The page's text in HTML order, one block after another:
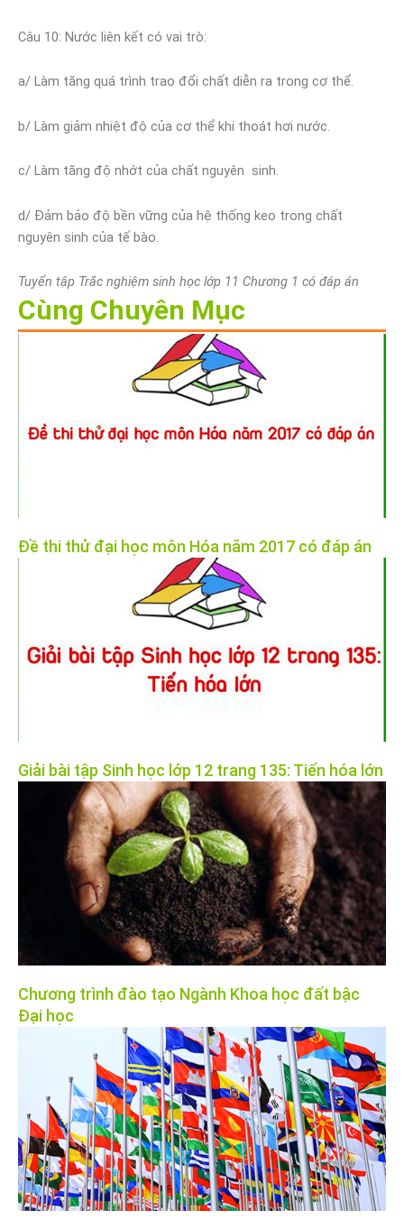
Câu 10: Nước liên kết có vai trò:
a/ Làm tăng quá trình trao đổi chất diễn ra trong cơ thể.
b/ Làm giảm nhiệt độ của cơ thể khi thoát hơi nước.
c/ Làm tăng độ nhớt của chất nguyên sinh.
d/ Đảm bảo độ bền vững của hệ thống keo trong chất
nguyên sinh của tế bào.
Tuyển tập Trắc nghiệm sinh học lớp 11 Chương 1 có đáp án
Cùng Chuyên Mục
Đề thi thử đại học môn Hóa năm 2017 có đáp án
Giải bài tập Sinh học lớp 12 trang 135: Tiến hóa lớn
Chương trình đào tạo Ngành Khoa học đất bậc
Đại học